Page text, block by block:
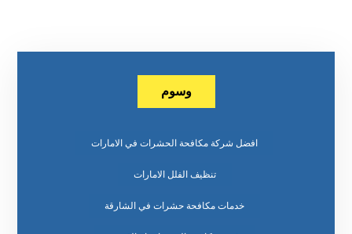
وسوم
افضل شركة مكافحة الحشرات في الامارات
تنظيف الفلل الامارات
خدمات مكافحة حشرات في الشارقة